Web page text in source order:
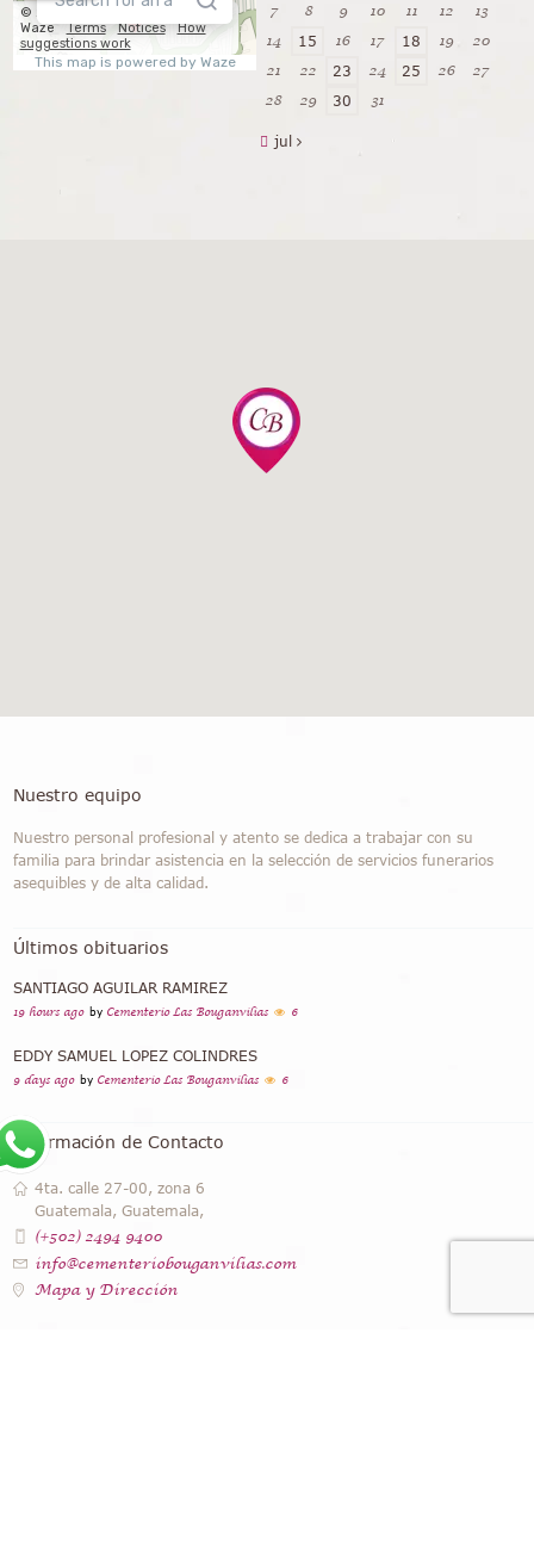
7
8 9 10 11 12
13
14
15 16 17 18 19
20
21
22 23 24 25 26
27
28
29 30 31
jul
Nuestro equipo
Nuestro personal profesional y atento se dedica a trabajar con su
familia para brindar asistencia en la selección de servicios funerarios
asequibles y de alta calidad.
Últimos obituarios
SANTIAGO AGUILAR RAMIREZ
19 hours ago by Cementerio Las Bouganvilias 6
EDDY SAMUEL LOPEZ COLINDRES
9 days ago by Cementerio Las Bouganvilias 6
Información de Contacto
4ta. calle 27-00, zona 6
Guatemala, Guatemala,
(+502) 2494 9400
info@cementeriobouganvilias.com
Mapa y Dirección